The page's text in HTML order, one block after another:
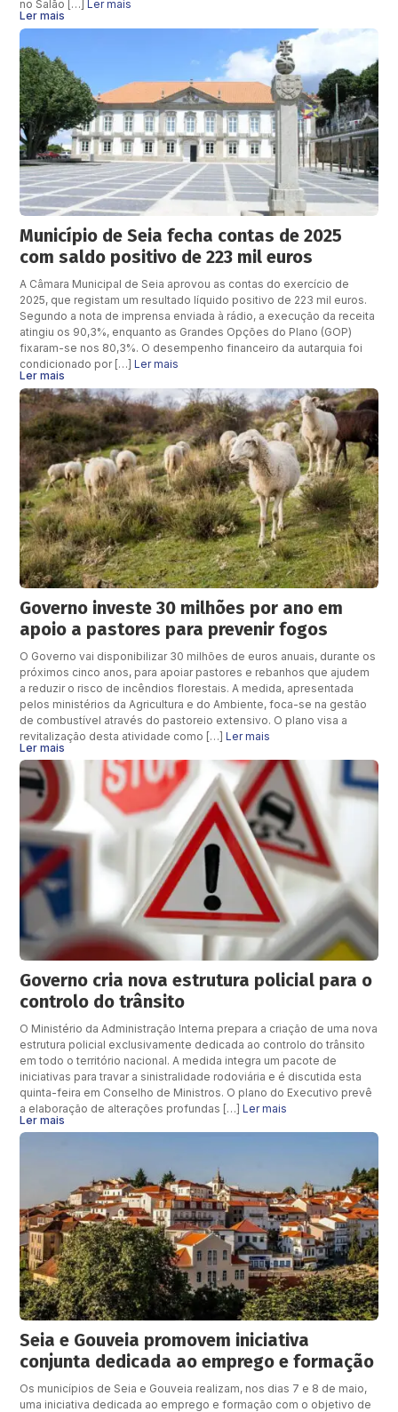
no Salão […]
Ler mais
Ler mais
Município de Seia fecha contas de 2025
com saldo positivo de 223 mil euros
A Câmara Municipal de Seia aprovou as contas do exercício de
2025, que registam um resultado líquido positivo de 223 mil euros.
Segundo a nota de imprensa enviada à rádio, a execução da receita
atingiu os 90,3%, enquanto as Grandes Opções do Plano (GOP)
fixaram-se nos 80,3%. O desempenho financeiro da autarquia foi
condicionado por […]Ler mais
Ler mais
Governo investe 30 milhões por ano em
apoio a pastores para prevenir fogos
O Governo vai disponibilizar 30 milhões de euros anuais, durante os
próximos cinco anos, para apoiar pastores e rebanhos que ajudem
a reduzir o risco de incêndios florestais. A medida, apresentada
pelos ministérios da Agricultura e do Ambiente, foca-se na gestão
de combustível através do pastoreio extensivo. O plano visa a
revitalização desta atividade como […]Ler mais
Ler mais
Governo cria nova estrutura policial para o
controlo do trânsito
O Ministério da Administração Interna prepara a criação de uma nova
estrutura policial exclusivamente dedicada ao controlo do trânsito
em todo o território nacional. A medida integra um pacote de
iniciativas para travar a sinistralidade rodoviária e é discutida esta
quinta-feira em Conselho de Ministros. O plano do Executivo prevê
a elaboração de alterações profundas […]Ler mais
Ler mais
Seia e Gouveia promovem iniciativa
conjunta dedicada ao emprego e formação
Os municípios de Seia e Gouveia realizam, nos dias 7 e 8 de maio,
uma iniciativa dedicada ao emprego e formação com o objetivo de